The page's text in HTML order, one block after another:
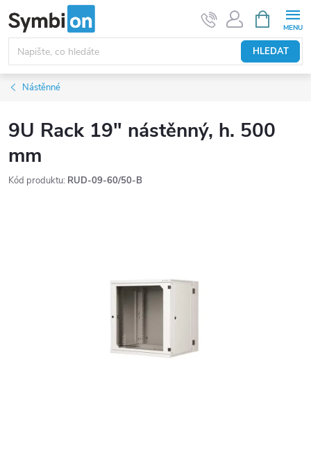
na
obsah
HLEDAT
NÁKUPNÍ
KOŠÍK
Nástěnné
9U Rack 19" nástěnný, h. 500
mm
Kód produktu: RUD-09-60/50-B